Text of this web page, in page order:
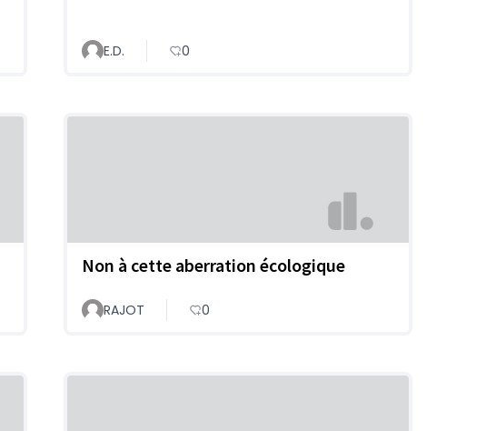
E.D. 0
Non à cette aberration écologique
RAJOT 0